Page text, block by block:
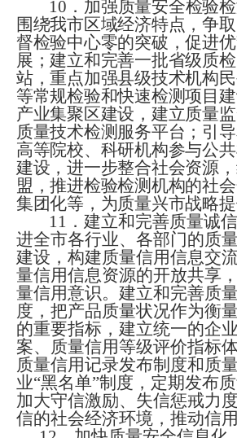
10 ． 加强质量安全检验检
围绕我市区域经济特点，争
督检验中心零的突破，促进
展；建立和完善一批省级质
站，重点加强县级技术机构
等常规检验和快速检测项目
产业集聚区建设，建立质量
质量技术检测服务平台；引导
高等院校、科研机构参与公
建设，进一步整合社会资源
盟，推进检验检测机构的社
集团化等，为质量兴市战略提
11 ．建立和完善质量诚
进全市各行业、各部门的质
建设，构建质量信用信息交
量信用信息资源的开放共享
量信用意识。 建立和完善质
度， 把产品质量状况作为衡
的重要指标，建立统一的企
案、质量信用等级评价指标
质量信用记录发布制度和质
业“黑名单”制度， 定期发布
加大守信激励、失信惩戒力
信的社会经济环境，推动信用